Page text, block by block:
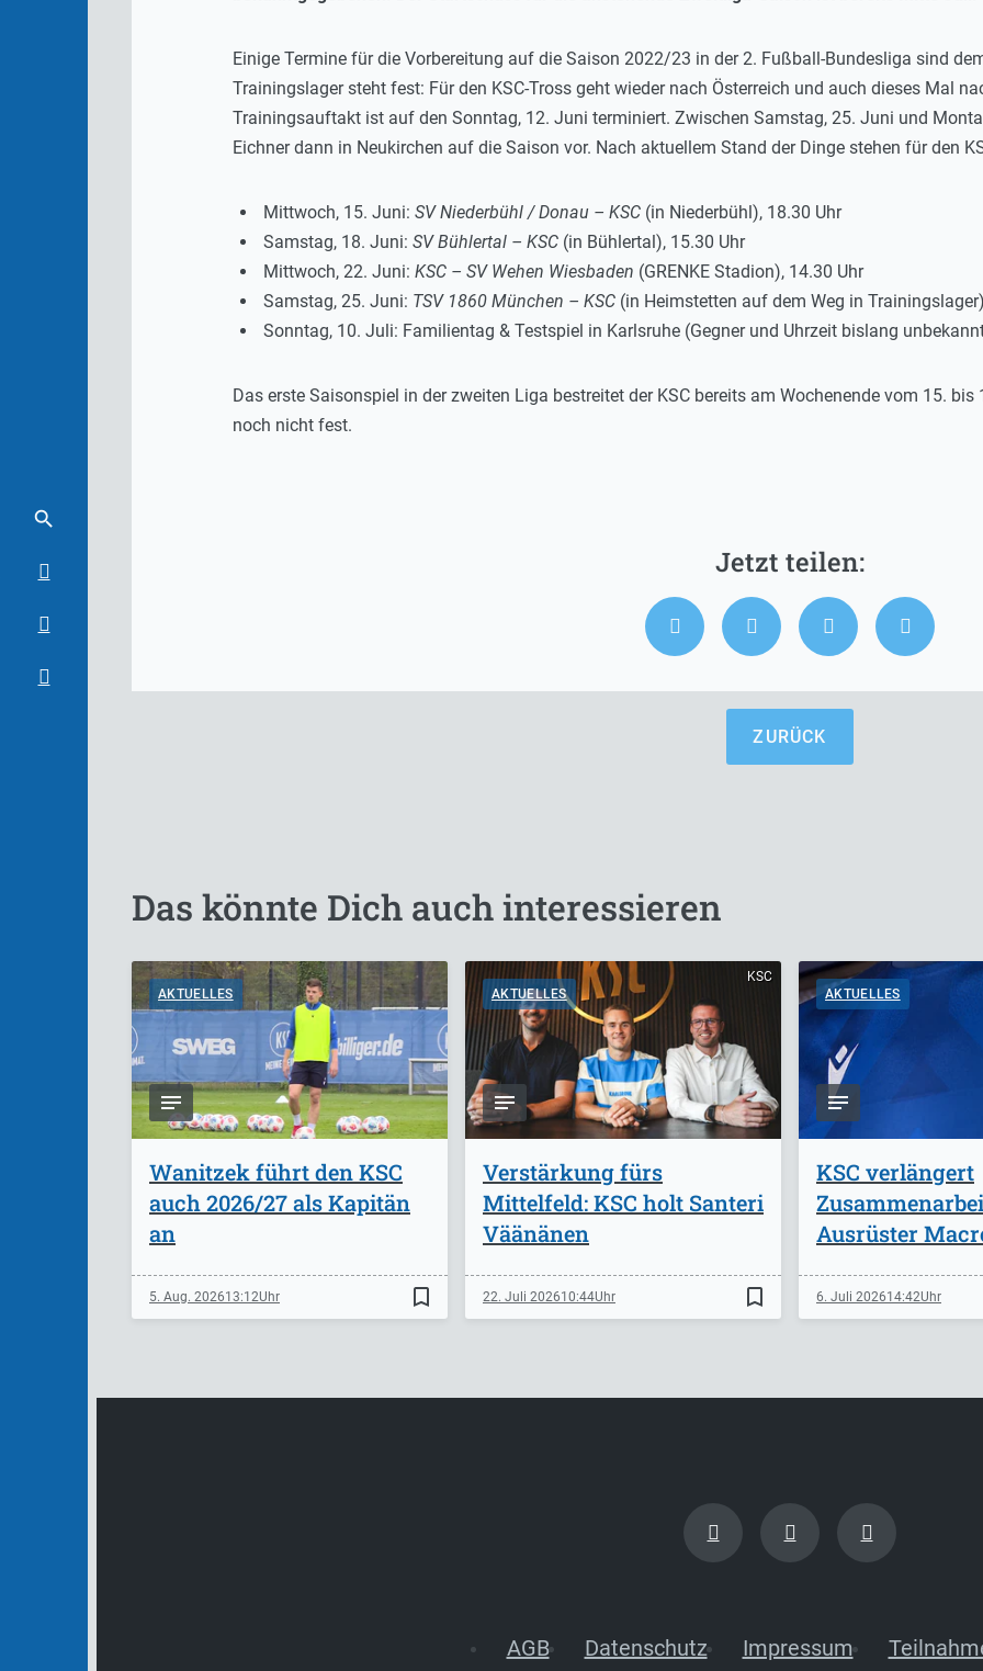
Einige Termine für die Vorbereitung auf die Saison 2022/23 in der 2. Fußball-Bundesliga sind
Trainingslager steht fest: Für den KSC-Tross geht wieder nach Österreich und auch dieses Mal
Trainingsauftakt ist auf den Sonntag, 12. Juni terminiert. Zwischen Samstag, 25. Juni und
Eichner dann in Neukirchen auf die Saison vor. Nach aktuellem Stand der Dinge stehen für den
Mittwoch, 15. Juni: SV Niederbühl / Donau – KSC (in Niederbühl), 18.30 Uhr
Samstag, 18. Juni: SV Bühlertal – KSC (in Bühlertal), 15.30 Uhr
Mittwoch, 22. Juni: KSC – SV Wehen Wiesbaden (GRENKE Stadion), 14.30 Uhr
Samstag, 25. Juni: TSV 1860 München – KSC (in Heimstetten auf dem Weg in
Sonntag, 10. Juli: Familientag & Testspiel in Karlsruhe (Gegner und Uhrzeit bislang
Das erste Saisonspiel in der zweiten Liga bestreitet der KSC bereits am Wochenende vom 15.
noch nicht fest.
ZURÜCK
Das könnte Dich auch interessieren
AKTUELLES
Wanitzek führt den KSC
auch 2026/27 als Kapitän
an
5. Aug. 202613:12 bookmark_border
KSC
AKTUELLES
Verstärkung fürs
Mittelfeld: KSC holt Santeri
Väänänen
22. Juli 202610:44 bookmark_border
AKTUELLES
KSC verlängert
Ausrüster
6. Juli 202614:42
AGB Datenschutz Impressum